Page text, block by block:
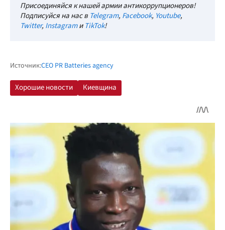
Присоединяйся к нашей армии антикоррупционеров!
Подписуйся на нас в Telegram, Facebook, Youtube,
Twitter, InstagramиTikTok!
Источник:CEO PR Batteries agency
Хорошие новости Киевщина